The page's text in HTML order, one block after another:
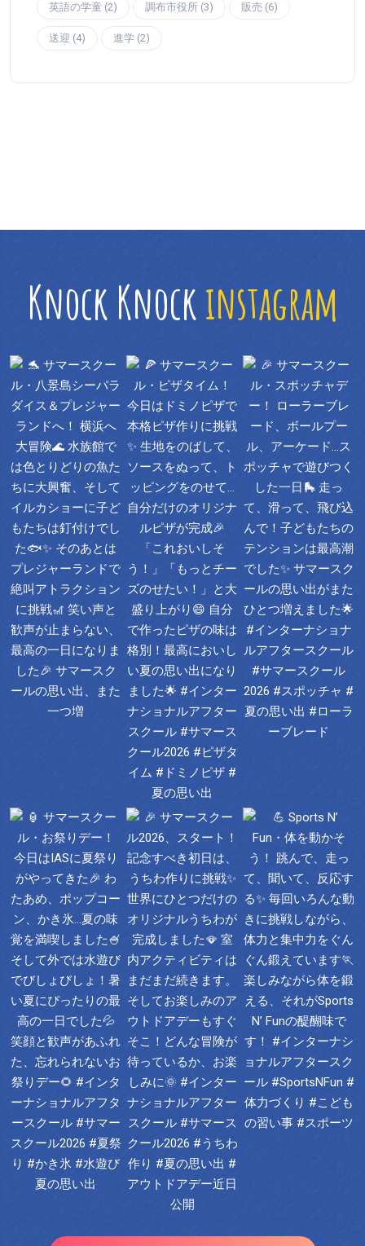
英語の学童 (2) 調布市役所 (3) 販売 (6)
送迎 (4) 進学 (2)
Knock Knockinstagram